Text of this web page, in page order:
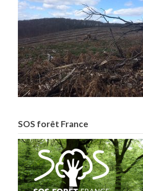
SOS forêt France